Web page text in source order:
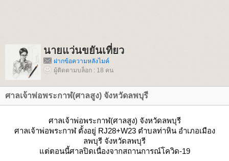
นายแว่นขยันเที่ยว
ฝากข้อความหลังไมค์
ผู้ติดตามบล็อก : 18 คน
ศาลเจ้าพ่อพระกาฬ(ศาลสูง) จังหวัดลพบุรี
ศาลเจ้าพ่อพระกาฬ(ศาลสูง) จังหวัดลพบุรี
ศาลเจ้าพ่อพระกาฬตั้งอยู่ RJ28+W23 ตำบลท่าหิน อำเภอเมือง
ลพบุรี จังหวัดลพบุรี
ต่ตอนนี้ศาลปิดเนื่องจากสถานการณ์โควิด-19